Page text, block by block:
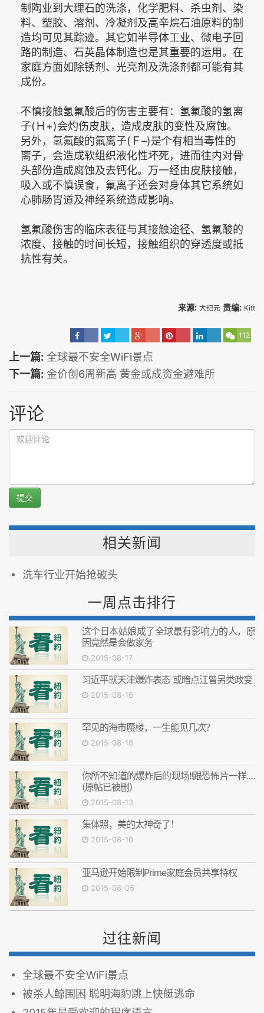
制陶业到大理石的洗涤，化学肥料、杀虫剂、染
料、塑胶、溶剂、冷凝剂及高辛烷石油原料的制
造均可见其踪迹。其它如半导体工业、微电子回
路的制造、石英晶体制造也是其重要的运用。在
家庭方面如除锈剂、光亮剂及洗涤剂都可能有其
成份。
不慎接触氢氟酸后的伤害主要有：氢氟酸的氢离
子(Ｈ+)会灼伤皮肤，造成皮肤的变性及腐蚀。
另外，氢氟酸的氟离子(Ｆ–)是个有相当毒性的
离子，会造成软组织液化性坏死，进而往内对骨
头部份造成腐蚀及去钙化。万一经由皮肤接触，
吸入或不慎误食，氟离子还会对身体其它系统如
心肺肠胃道及神经系统造成影响。
氢氟酸伤害的临床表征与其接触途径、氢氟酸的
浓度、接触的时间长短，接触组织的穿透度或抵
抗性有关。
来源: 大纪元 责编: Kitt
112
上一篇: 全球最不安全WiFi景点
下一篇: 金价创6周新高 黄金或成资金避难所
评论
提交
相关新闻
洗车行业开始抢破头
一周点击排行
这个日本姑娘成了全球最有影响力的人，原
因竟然是会做家务
2015-08-17
习近平就天津爆炸表态 或暗点江曾另类政变
2015-08-16
罕见的海市蜃楼，一生能见几次？
2015-08-18
你所不知道的爆炸后的现场!!跟恐怖片一样.....
(原帖已被删）
2015-08-13
集体照，美的太神奇了！
2015-08-10
亚马逊开始限制Prime家庭会员共享特权
2015-08-05
过往新闻
全球最不安全WiFi景点
被杀人鲸围困 聪明海豹跳上快艇逃命